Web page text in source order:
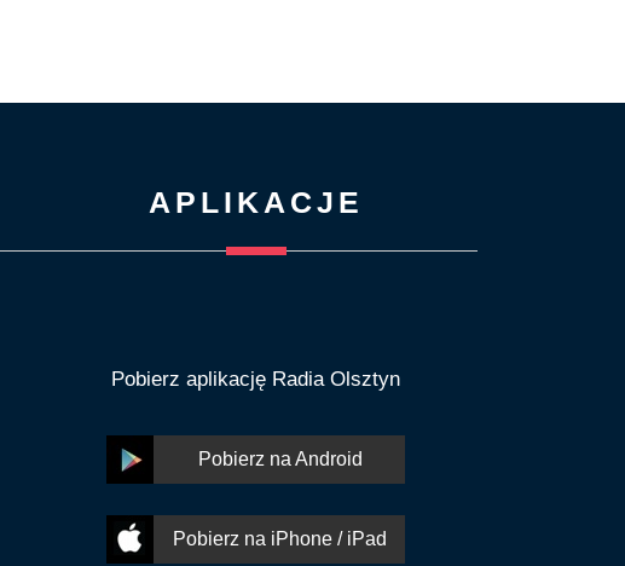
APLIKACJE
Pobierz aplikację Radia Olsztyn
Pobierz na Android
Pobierz na iPhone / iPad